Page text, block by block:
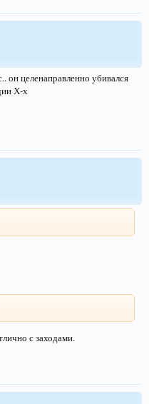
он целенаправленно убивался
Х-х
с заходами.